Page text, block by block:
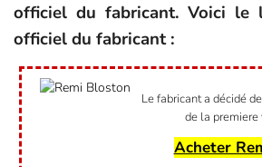
officiel du fabricant. Voici le
officiel du fabricant :
Le fabricant a décidé
de la premiere
Acheter